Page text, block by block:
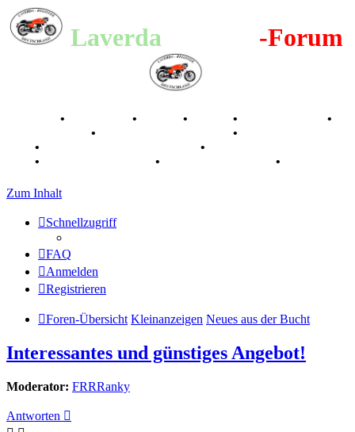
Laverda -Forum
• • • •
•
• •
• •
• • •
Zum Inhalt
Schnellzugriff
FAQ
Anmelden
Registrieren
Foren-Übersicht Kleinanzeigen Neues aus der Bucht
Interessantes und günstiges Angebot!
Moderator: FRRRanky
Antworten